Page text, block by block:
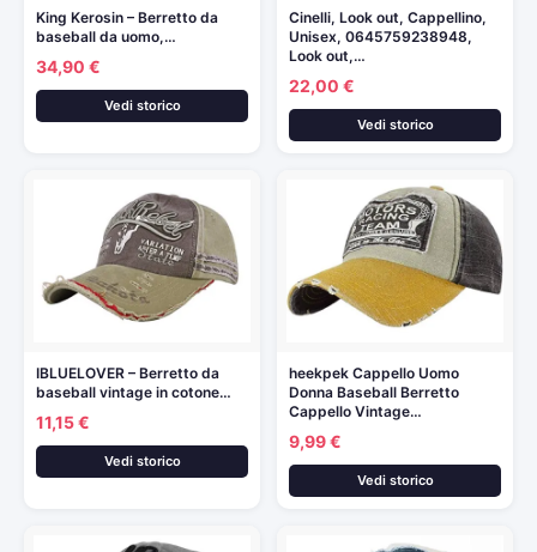
King Kerosin – Berretto da
baseball da uomo,…
34,90 €
Vedi storico
Cinelli, Look out, Cappellino,
Unisex, 0645759238948,
Look out,…
22,00 €
Vedi storico
IBLUELOVER – Berretto da
baseball vintage in cotone…
11,15 €
Vedi storico
heekpek Cappello Uomo
Donna Baseball Berretto
Cappello Vintage…
9,99 €
Vedi storico